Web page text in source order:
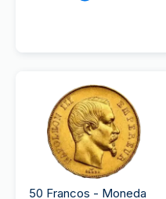
50 Francos - Moneda